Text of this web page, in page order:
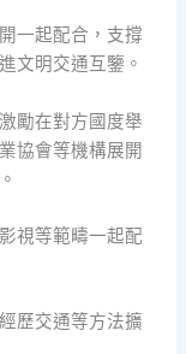
一起配合，支撐
文明交通互鑒。
勵在對方國度舉
協會等機構展開
視等範疇一起配
歷交通等方法擴